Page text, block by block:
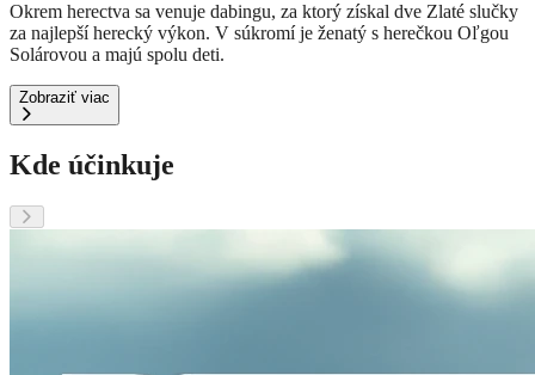
Okrem herectva sa venuje dabingu, za ktorý získal dve Zlaté slučky
za najlepší herecký výkon. V súkromí je ženatý s herečkou Oľgou
Solárovou a majú spolu deti.
Zobraziť viac
Kde účinkuje